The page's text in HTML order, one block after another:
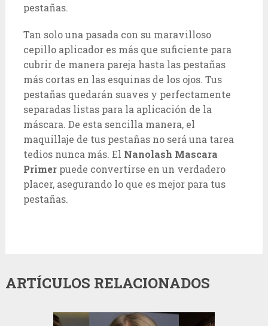
pestañas.
Tan solo una pasada con su maravilloso
cepillo aplicador es más que suficiente para
cubrir de manera pareja hasta las pestañas
más cortas en las esquinas de los ojos. Tus
pestañas quedarán suaves y perfectamente
separadas listas para la aplicación de la
máscara. De esta sencilla manera, el
maquillaje de tus pestañas no será una tarea
tedios nunca más. El Nanolash Mascara
Primerpuede convertirse en un verdadero
placer, asegurando lo que es mejor para tus
pestañas.
ARTÍCULOS RELACIONADOS